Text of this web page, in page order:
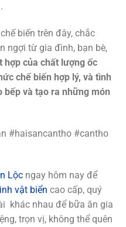
biến trên đây, chắc
ngợi từ gia đình, bạn bè,
hợp của chất lượng ốc
chế biến hợp lý, và tình
bếp và tạo ra những món
#haisancantho #cantho
Lộc ngay hôm nay để
vật biển cao cấp, quý
khác nhau để bữa ăn gia
trọn vị, không thể quên